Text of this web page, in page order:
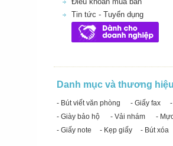
Tin tức - Tuyển dụng
Danh mục và thương
- Bút viết văn phòng - Giấy fax
- Giày bảo hộ
- Vải nhám -
- Giấy note
- Kẹp giấy - Bút xóa